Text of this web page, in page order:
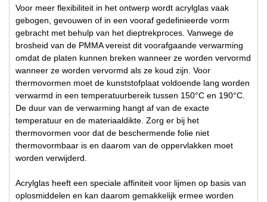
Voor meer flexibiliteit in het ontwerp wordt acrylglas vaak
gebogen, gevouwen of in een vooraf gedefinieerde vorm
gebracht met behulp van het dieptrekproces. Vanwege de
brosheid van de PMMA vereist dit voorafgaande verwarming
omdat de platen kunnen breken wanneer ze worden vervormd
wanneer ze worden vervormd als ze koud zijn. Voor
thermovormen moet de kunststofplaat voldoende lang worden
verwarmd in een temperatuurbereik tussen 150°C en 190°C.
De duur van de verwarming hangt af van de exacte
temperatuur en de materiaaldikte. Zorg er bij het
thermovormen voor dat de beschermende folie niet
thermovormbaar is en daarom van de oppervlakken moet
worden verwijderd.
Acrylglas heeft een speciale affiniteit voor lijmen op basis van
oplosmiddelen en kan daarom gemakkelijk ermee worden